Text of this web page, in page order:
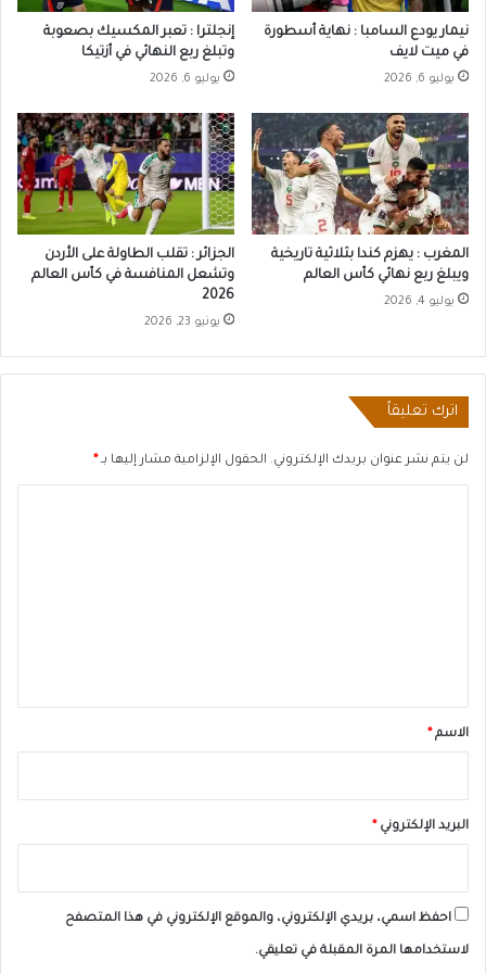
نيمار يودع السامبا : نهاية أسطورة
في ميت لايف
يوليو 6, 2026
إنجلترا : تعبر المكسيك بصعوبة
وتبلغ ربع النهائي في أزتيكا
يوليو 6, 2026
المغرب : يهزم كندا بثلاثية تاريخية
ويبلغ ربع نهائي كأس العالم
يوليو 4, 2026
الجزائر : تقلب الطاولة على الأردن
وتشعل المنافسة في كأس العالم
2026
يونيو 23, 2026
اترك تعليقاً
لن يتم نشر عنوان بريدك الإلكتروني. الحقول الإلزامية مشار إليها بـ *
*الاسم *
البريد الإلكتروني *
احفظ اسمي، بريدي الإلكتروني، والموقع الإلكتروني في هذا المتصفح
لاستخدامها المرة المقبلة في تعليقي.